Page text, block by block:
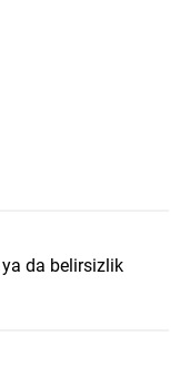
da belirsizlik